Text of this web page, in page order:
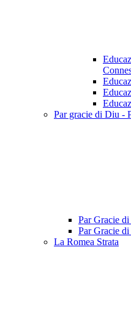
Par gracie di Diu -
Par Gracie
Par Gracie
La Romea Strata